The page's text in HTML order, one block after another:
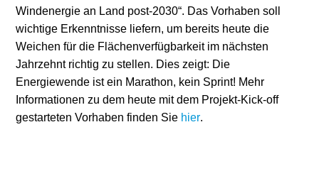
Windenergie an Land post-2030“. Das Vorhaben soll
wichtige Erkenntnisse liefern, um bereits heute die
Weichen für die Flächenverfügbarkeit im nächsten
Jahrzehnt richtig zu stellen. Dies zeigt: Die
Energiewende ist ein Marathon, kein Sprint! Mehr
Informationen zu dem heute mit dem Projekt-Kick-off
gestarteten Vorhaben finden Sie hier.